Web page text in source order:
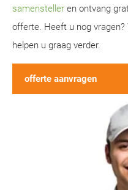
samensteller en ontvang
offerte. Heeft u nog vragen?
helpen u graag verder.
offerte aanvragen